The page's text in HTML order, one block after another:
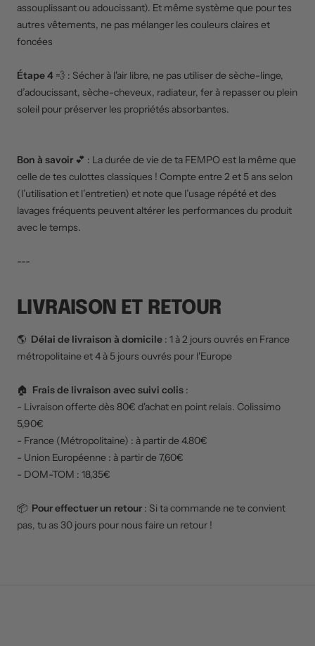
assouplissant ou adoucissant). Et même système que pour tes
autres vêtements, ne pas mélanger les couleurs claires et
foncées
Étape 4 💨 : Sécher à l'air libre, ne pas utiliser de sèche-linge,
d’adoucissant, sèche-cheveux, radiateur, fer à repasser ou plein
soleil pour préserver les propriétés absorbantes.
Bon à savoir 💕 : La durée de vie de ta FEMPO est la même que
celle de tes culottes classiques ! Compte entre 2 et 5 ans selon
(l’utilisation et l’entretien) et note que l’usage répété et des
lavages fréquents peuvent altérer les performances du produit
avec le temps.
---
LIVRAISON ET RETOUR
🌎 Délai de livraison à domicile : 1 à 2 jours ouvrés en France
métropolitaine et 4 à 5 jours ouvrés pour l'Europe
🏠 Frais de livraison avec suivi colis :
- Livraison offerte dès 80€ d'achat en point relais. Colissimo
5,90€
- France (Métropolitaine) : à partir de 4.80€
- Union Européenne : à partir de 7,60€
- DOM-TOM : 18,35€
📦 Pour effectuer un retour : Si ta commande ne te convient
pas, tu as 30 jours pour nous faire un retour !